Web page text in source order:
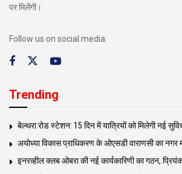
पर मिलेंगी।
Follow us on social media:
Trending
बेल्थरा रोड स्टेशन: 15 दिन में यात्रियों को मिलेगी नई
अयोध्या विकास प्राधिकरण के ओएसडी वाराणसी का
इनरव्हील क्लब ओबरा की नई कार्यकारिणी का गठन,